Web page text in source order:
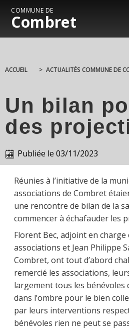
COMMUNE DE
Combret
ACCUEIL > ACTUALITÉS COMMUNE DE
Un bilan
des
Publiée le 03/11/2023
Réunies à l’initiative de la
associations de Combret
une rencontre de bilan de la
commencer à échafauder les
Florent Bec, adjoint en charge
associations et Jean Philippe
Combret, ont tout d’abord
remercié les associations,
largement tous les
dans l’ombre pour le bien
par leurs interventions
bénévoles rien ne peut se